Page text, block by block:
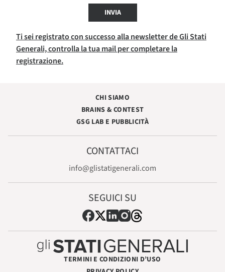
INVIA
Ti sei registrato con successo alla newsletter de Gli Stati
Generali, controlla la tua mail per completare la
registrazione.
CHI SIAMO
BRAINS & CONTEST
GSG LAB E PUBBLICITÀ
CONTATTACI
info@glistatigenerali.com
SEGUICI SU
TERMINI E CONDIZIONI D’USO